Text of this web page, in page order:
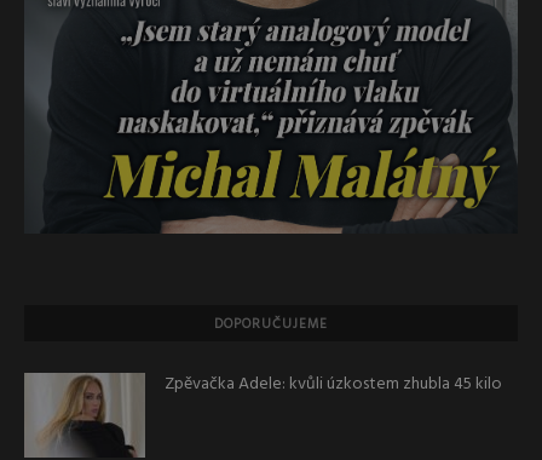
DOPORUČUJEME
Zpěvačka Adele: kvůli úzkostem zhubla 45 kilo